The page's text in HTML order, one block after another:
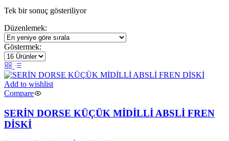
Tek bir sonuç gösteriliyor
Düzenlemek:
Göstermek:
Add to wishlist
Compare
SERİN DORSE KÜÇÜK MİDİLLİ ABSLİ FREN
DİSKİ